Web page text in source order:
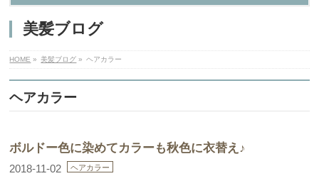
美髪ブログ
HOME » 美髪ブログ » ヘアカラー
ヘアカラー
ボルドー色に染めてカラーも秋色に衣替え♪
2018-11-02 ヘアカラー